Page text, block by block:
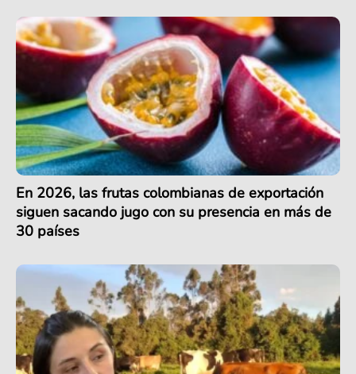
En 2026, las frutas colombianas de exportación
siguen sacando jugo con su presencia en más de
30 países